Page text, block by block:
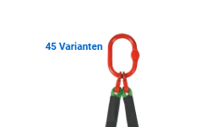
Zur Merkliste hinzufügen
45 Varianten